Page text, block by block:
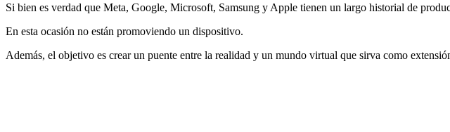
Si bien es verdad que Meta, Google, Microsoft, Samsung y Apple tienen un largo historial de
En esta ocasión no están promoviendo un dispositivo.
Además, el objetivo es crear un puente entre la realidad y un mundo virtual que sirva como